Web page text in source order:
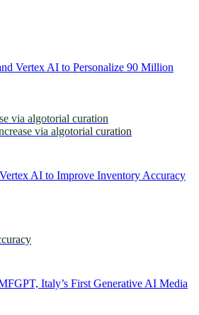
Vertex AI to Personalize 90 Million
via algotorial curation
via algotorial curation
AI to Improve Inventory Accuracy
Italy’s First Generative AI Media